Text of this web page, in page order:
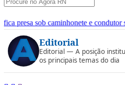
e condutor sofre fratura
para
conteúdo
Editorial
Editorial — A posição
os principais temas do dia